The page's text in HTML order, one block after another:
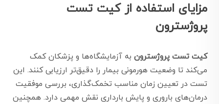
مزایای استفاده از کیت تست
پروژسترون
کیت تست پروژسترون به آزمایشگاه‌ها و پزشکان کمک
می‌کند تا وضعیت هورمونی بیمار را دقیق‌تر ارزیابی کنند. این
تست در تعیین زمان مناسب تخمک‌گذاری، بررسی موفقیت
درمان‌های باروری و پایش بارداری نقش مهمی دارد. همچنین